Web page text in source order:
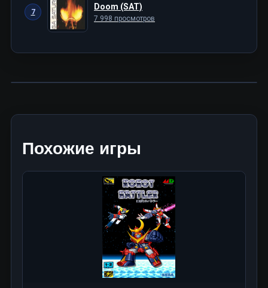
7
Doom (SAT)
7 998 просмотров
Похожие игры